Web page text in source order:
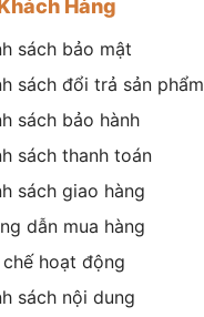
Hàng
sách bảo mật
sách đổi trả sản phẩm
sách bảo hành
sách thanh toán
sách giao hàng
dẫn mua hàng
chế hoạt động
sách nội dung